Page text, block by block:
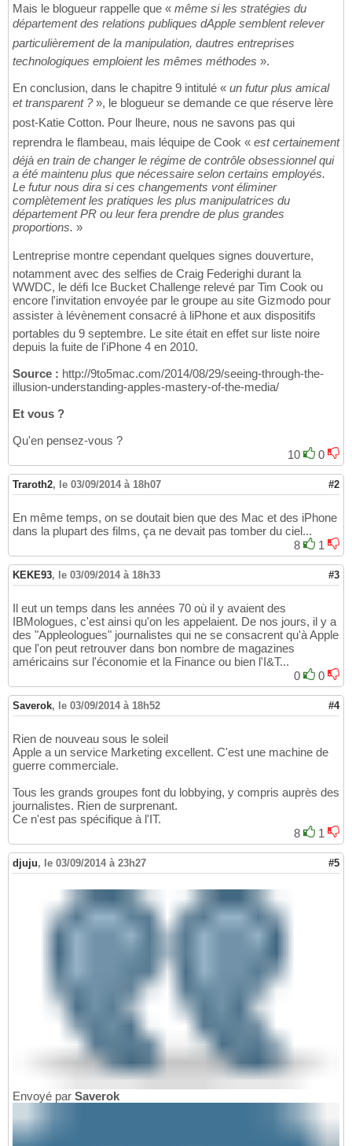
Mais le blogueur rappelle que « même si les stratégies du
département des relations publiques dApple semblent relever
particulièrement de la manipulation, dautres entreprises
technologiques emploient les mêmes méthodes ».
En conclusion, dans le chapitre 9 intitulé « un futur plus amical
et transparent ?», le blogueur se demande ce que réserve lère
post-Katie Cotton. Pour lheure, nous ne savons pas qui
reprendra le flambeau, mais léquipe de Cook « est certainement
déjà en train de changer le régime de contrôle obsessionnel qui
a été maintenu plus que nécessaire selon certains employés.
Le futur nous dira si ces changements vont éliminer
complètement les pratiques les plus manipulatrices du
département PR ou leur fera prendre de plus grandes
proportions. »
Lentreprise montre cependant quelques signes douverture,
notamment avec des selfies de Craig Federighi durant la
WWDC, le défi Ice Bucket Challenge relevé par Tim Cook ou
encore l'invitation envoyée par le groupe au site Gizmodo pour
assister à lévènement consacré à liPhone et aux dispositifs
portables du 9 septembre. Le site était en effet sur liste noire
depuis la fuite de l'iPhone 4 en 2010.
Source : http://9to5mac.com/2014/08/29/seeing-through-the-
illusion-understanding-apples-mastery-of-the-media/
Et vous ?
Qu'en pensez-vous ?
10
0
Traroth2, le 03/09/2014 à 18h07 #2
En même temps, on se doutait bien que des Mac et des iPhone
dans la plupart des films, ça ne devait pas tomber du ciel...
8
1
KEKE93, le 03/09/2014 à 18h33 #3
Il eut un temps dans les années 70 où il y avaient des
IBMologues, c'est ainsi qu'on les appelaient. De nos jours, il y a
des "Appleologues" journalistes qui ne se consacrent qu'à Apple
que l'on peut retrouver dans bon nombre de magazines
américains sur l'économie et la Finance ou bien l'I&T...
0
0
Saverok, le 03/09/2014 à 18h52 #4
Rien de nouveau sous le soleil
Apple a un service Marketing excellent. C'est une machine de
guerre commerciale.
Tous les grands groupes font du lobbying, y compris auprès des
journalistes. Rien de surprenant.
Ce n'est pas spécifique à l'IT.
8
1
djuju, le 03/09/2014 à 23h27 #5
Envoyé par Saverok